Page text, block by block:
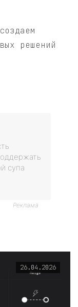
решений
супа
Реклама
26.04.2026